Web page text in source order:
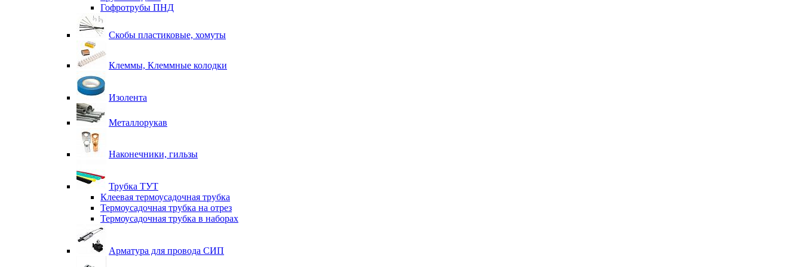
Гофротрубы ПНД
Скобы пластиковые, хомуты
Клеммы, Клеммные колодки
Изолента
Металлорукав
Наконечники, гильзы
Трубка ТУТ
Клеевая термоусадочная трубка
Термоусадочная трубка на отрез
Термоусадочная трубка в наборах
Арматура для провода СИП